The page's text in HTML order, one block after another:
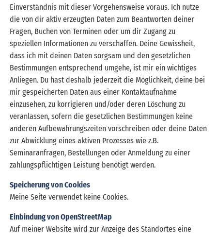
Einverständnis mit dieser Vorgehensweise voraus. Ich nutze
die von dir aktiv erzeugten Daten zum Beantworten deiner
Fragen, Buchen von Terminen oder um dir Zugang zu
speziellen Informationen zu verschaffen. Deine Gewissheit,
dass ich mit deinen Daten sorgsam und den gesetzlichen
Bestimmungen entsprechend umgehe, ist mir ein wichtiges
Anliegen. Du hast deshalb jederzeit die Möglichkeit, deine bei
mir gespeicherten Daten aus einer Kontaktaufnahme
einzusehen, zu korrigieren und/oder deren Löschung zu
veranlassen, sofern die gesetzlichen Bestimmungen keine
anderen Aufbewahrungszeiten vorschreiben oder deine Daten
zur Abwicklung eines aktiven Prozesses wie z.B.
Seminaranfragen, Bestellungen oder Anmeldung zu einer
zahlungspflichtigen Leistung benötigt werden.
Speicherung von Cookies
Meine Seite verwendet keine Cookies.
Einbindung von OpenStreetMap
Auf meiner Website wird zur Anzeige des Standortes eine